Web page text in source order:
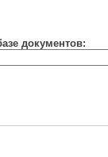
документов: